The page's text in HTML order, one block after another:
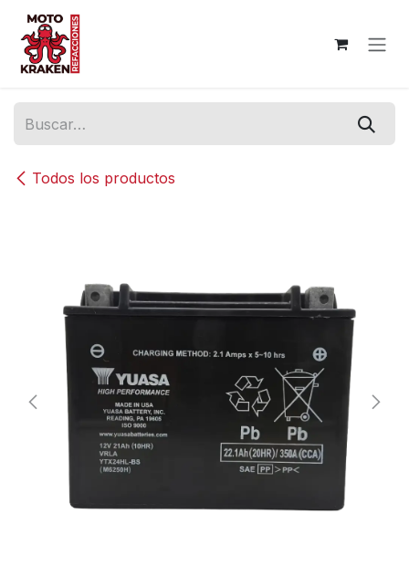
Ir al contenido
Todos los productos